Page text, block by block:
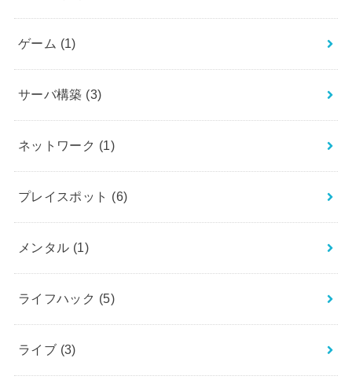
ゲーム (1)
サーバ構築 (3)
ネットワーク (1)
プレイスポット (6)
メンタル (1)
ライフハック (5)
ライブ (3)